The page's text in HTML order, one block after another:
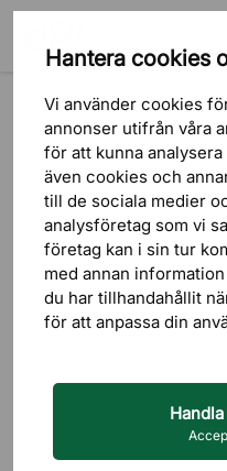
Hantera cookies
Vi använder cookies
annonser utifrån våra
för att kunna
även cookies och
till de sociala medier
analysföretag som vi
företag kan i sin tur
med annan
du har tillhandahållit
för att anpassa din